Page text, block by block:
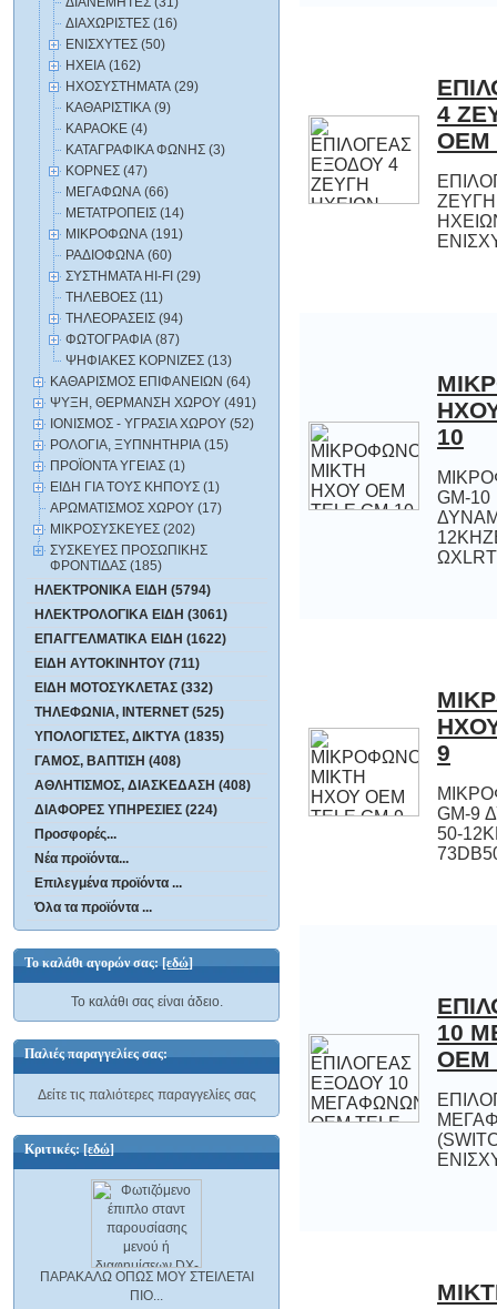
ΔΙΑΧΩΡΙΣΤΕΣ (16)
ΕΝΙΣΧΥΤΕΣ (50)
ΗΧΕΙΑ (162)
ΗΧΟΣΥΣΤΗΜΑΤΑ (29)
ΚΑΘΑΡΙΣΤΙΚΑ (9)
ΚΑΡΑΟΚΕ (4)
ΚΑΤΑΓΡΑΦΙΚΑ ΦΩΝΗΣ (3)
ΚΟΡΝΕΣ (47)
ΜΕΓΑΦΩΝΑ (66)
ΜΕΤΑΤΡΟΠΕΙΣ (14)
ΜΙΚΡΟΦΩΝΑ (191)
ΡΑΔΙΟΦΩΝΑ (60)
ΣΥΣΤΗΜΑΤΑ HI-FI (29)
ΤΗΛΕΒΟΕΣ (11)
ΤΗΛΕΟΡΑΣΕΙΣ (94)
ΦΩΤΟΓΡΑΦΙΑ (87)
ΨΗΦΙΑΚΕΣ ΚΟΡΝΙΖΕΣ (13)
ΚΑΘΑΡΙΣΜΟΣ ΕΠΙΦΑΝΕΙΩΝ (64)
ΨΥΞΗ, ΘΕΡΜΑΝΣΗ ΧΩΡΟΥ (491)
ΙΟΝΙΣΜΟΣ - ΥΓΡΑΣΙΑ ΧΩΡΟΥ (52)
ΡΟΛΟΓΙΑ, ΞΥΠΝΗΤΗΡΙΑ (15)
ΠΡΟΪΟΝΤΑ ΥΓΕΙΑΣ (1)
ΕΙΔΗ ΓΙΑ ΤΟΥΣ ΚΗΠΟΥΣ (1)
ΑΡΩΜΑΤΙΣΜΟΣ ΧΩΡΟΥ (17)
ΜΙΚΡΟΣΥΣΚΕΥΕΣ (202)
ΣΥΣΚΕΥΕΣ ΠΡΟΣΩΠΙΚΗΣ
ΦΡΟΝΤΙΔΑΣ (185)
ΗΛΕΚΤΡΟΝΙΚΑ ΕΙΔΗ (5794)
ΗΛΕΚΤΡΟΛΟΓΙΚΑ ΕΙΔΗ (3061)
ΕΠΑΓΓΕΛΜΑΤΙΚΑ ΕΙΔΗ (1622)
ΕΙΔΗ ΑΥΤΟΚΙΝΗΤΟΥ (711)
ΕΙΔΗ ΜΟΤΟΣΥΚΛΕΤΑΣ (332)
ΤΗΛΕΦΩΝΙΑ, INTERNET (525)
ΥΠΟΛΟΓΙΣΤΕΣ, ΔΙΚΤΥΑ (1835)
ΓΑΜΟΣ, ΒΑΠΤΙΣΗ (408)
ΑΘΛΗΤΙΣΜΟΣ, ΔΙΑΣΚΕΔΑΣΗ (408)
ΔΙΑΦΟΡΕΣ ΥΠΗΡΕΣΙΕΣ (224)
Προσφορές...
Νέα προϊόντα...
Επιλεγμένα προϊόντα ...
Όλα τα προϊόντα ...
Το καλάθι αγορών σας:[εδώ]
Το καλάθι σας είναι άδειο.
Παλιές παραγγελίες σας:
Δείτε τις παλιότερες παραγγελίες σας
Κριτικές:[εδώ]
ΠΑΡΑΚΑΛΩ ΟΠΩΣ ΜΟΥ ΣΤΕΙΛΕΤΑΙ
ΠΙΟ...
4
ΖΕΥΓΗ
ΗΧΟΥ
10
ΗΧΟΥ
9
GM-9
50-
10